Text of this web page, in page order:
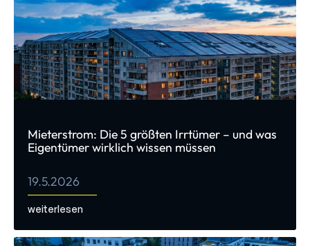
Mieterstrom: Die 5 größten Irrtümer – und was
Eigentümer wirklich wissen müssen
19.5.2026
weiterlesen